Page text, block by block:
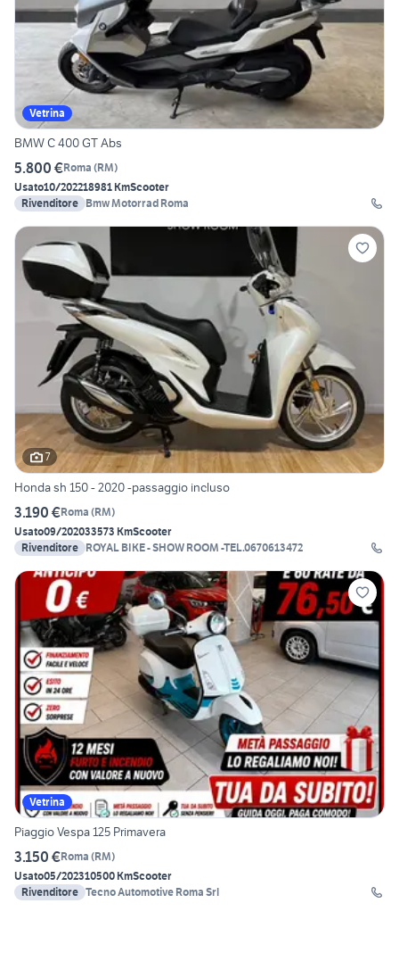
Vetrina
BMW C 400 GT Abs
5.800 €Roma (RM)
Usato10/202218981 KmScooter
Rivenditore Bmw Motorrad Roma
7
Honda sh 150 - 2020 -passaggio incluso
3.190 €Roma (RM)
Usato09/202033573 KmScooter
Rivenditore ROYAL BIKE - SHOW ROOM -TEL.0670613472
Vetrina
Piaggio Vespa 125 Primavera
3.150 €Roma (RM)
Usato05/202310500 KmScooter
Rivenditore Tecno Automotive Roma Srl